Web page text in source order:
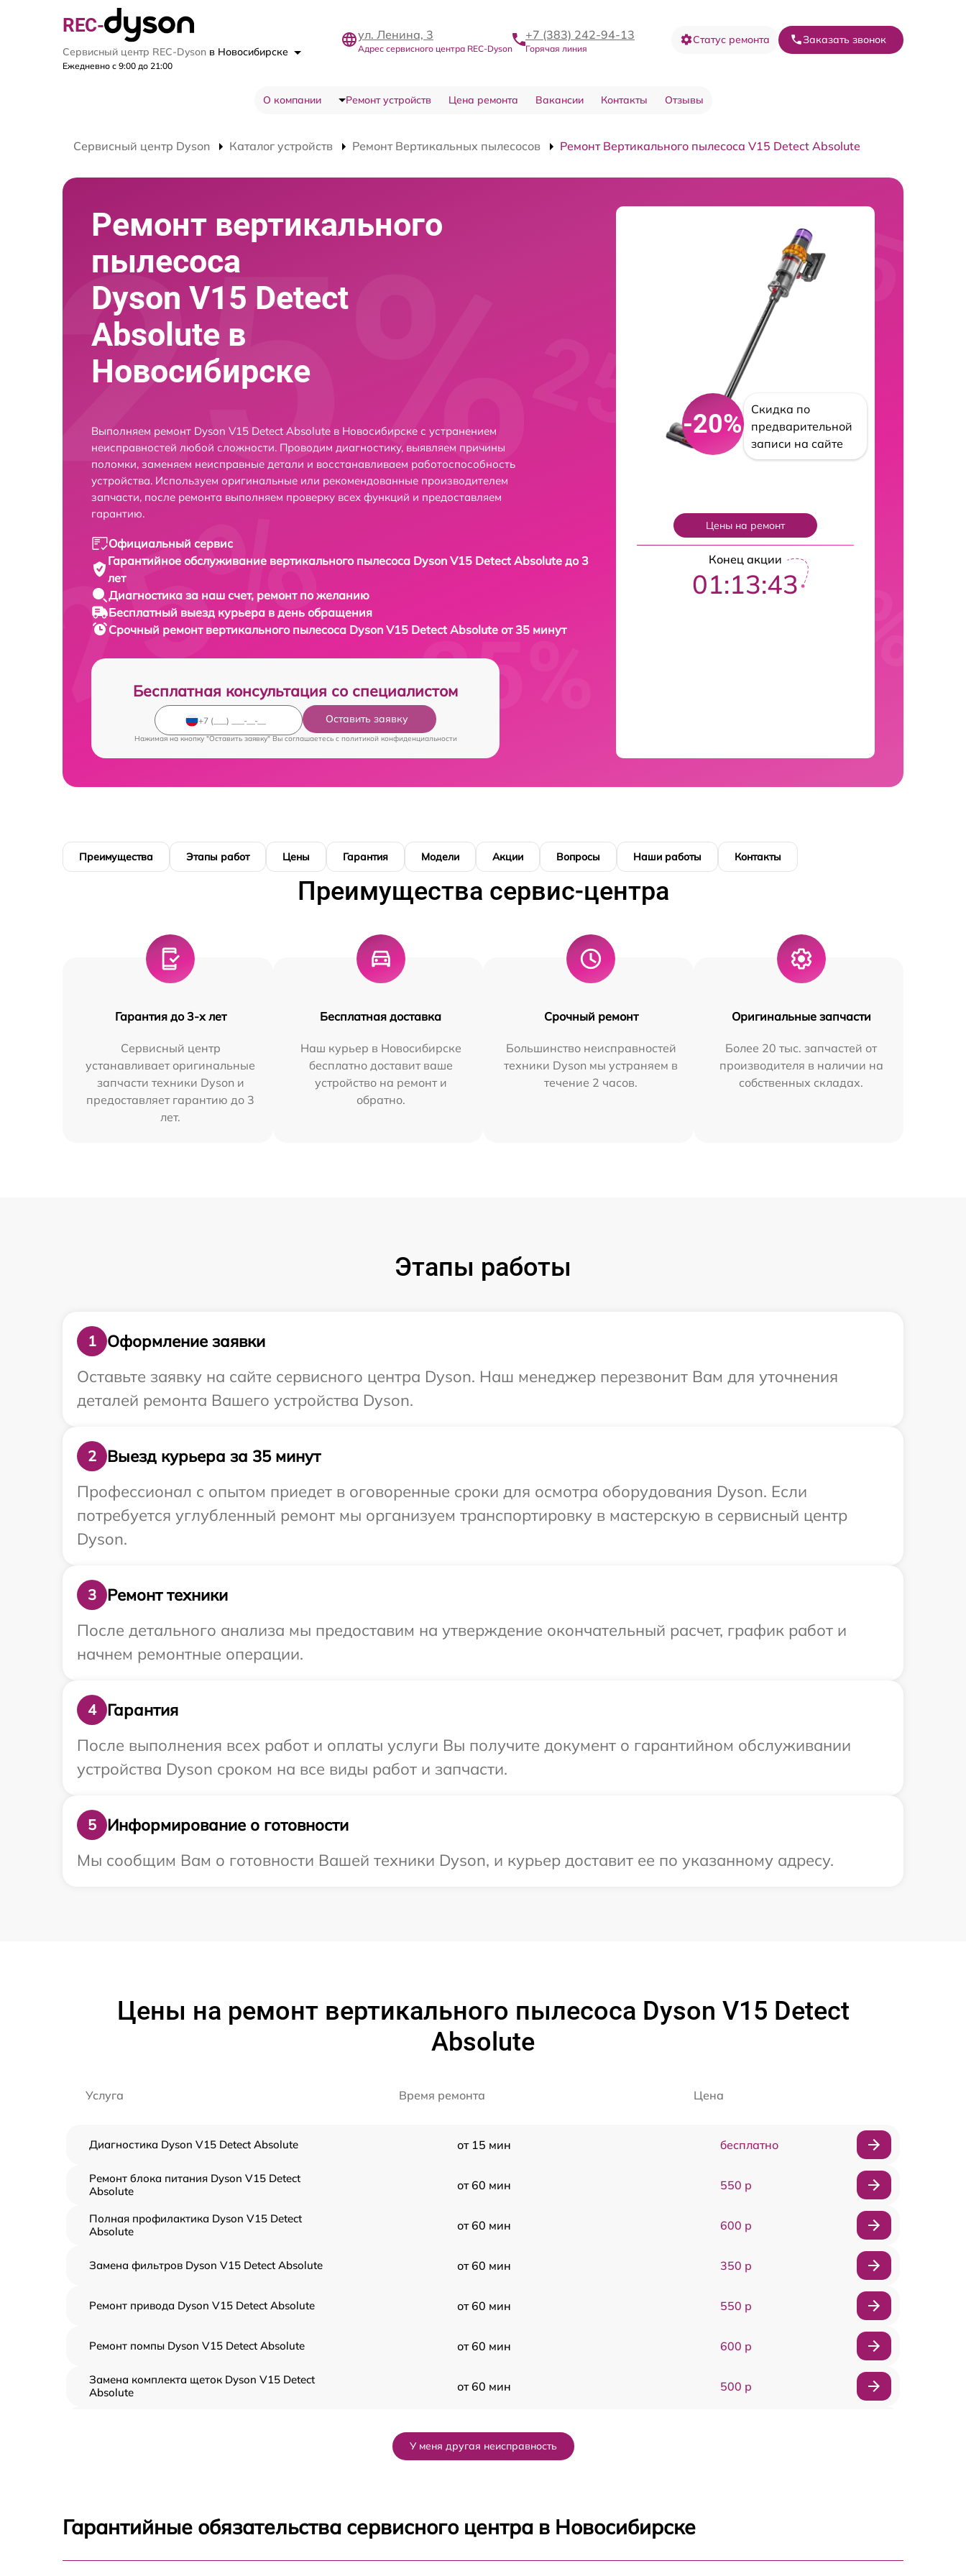
REC-
Сервисный центр REC-Dyson в Новосибирске
Ежедневно с 9:00 до 21:00
ул. Ленина, 3
Адрес сервисного центра REC-Dyson
+7 (383) 242-94-13
Горячая линия
Статус ремонта Заказать звонок
О компании Ремонт устройств Цена ремонта Вакансии Контакты Отзывы
Сервисный центр Dyson Каталог устройств Ремонт Вертикальных пылесосов Ремонт Вертикального пылесоса V15 Detect Absolute
Ремонт вертикального
пылесоса
Dyson V15 Detect
Absolute в
Новосибирске
Выполняем ремонт Dyson V15 Detect Absolute в Новосибирске с устранением
неисправностей любой сложности. Проводим диагностику, выявляем причины
поломки, заменяем неисправные детали и восстанавливаем работоспособность
устройства. Используем оригинальные или рекомендованные производителем
запчасти, после ремонта выполняем проверку всех функций и предоставляем
гарантию.
Официальный сервис
Гарантийное обслуживание вертикального пылесоса Dyson V15 Detect Absolute до 3
лет
Диагностика за наш счет, ремонт по желанию
Бесплатный выезд курьера в день обращения
Срочный ремонт вертикального пылесоса Dyson V15 Detect Absolute от 35 минут
Бесплатная консультация со специалистом
Оставить заявку
Нажимая на кнопку "Оставить заявку" Вы соглашаетесь c политикой конфиденциальности
-20%
Скидка по
предварительной
записи на сайте
Цены на ремонт
Конец акции
01:13:42
Преимущества Этапы работ Цены Гарантия Модели Акции Вопросы Наши работы Контакты
Преимущества сервис-центра
Гарантия до 3-х лет
Сервисный центр
устанавливает оригинальные
запчасти техники Dyson и
предоставляет гарантию до 3
лет.
Бесплатная доставка
Наш курьер в Новосибирске
бесплатно доставит ваше
устройство на ремонт и
обратно.
Срочный ремонт
Большинство неисправностей
техники Dyson мы устраняем в
течение 2 часов.
Оригинальные запчасти
Более 20 тыс. запчастей от
производителя в наличии на
собственных складах.
Этапы работы
1
Оформление заявки
Оставьте заявку на сайте сервисного центра Dyson. Наш менеджер перезвонит Вам для уточнения
деталей ремонта Вашего устройства Dyson.
2
Выезд курьера за 35 минут
Профессионал с опытом приедет в оговоренные сроки для осмотра оборудования Dyson. Если
потребуется углубленный ремонт мы организуем транспортировку в мастерскую в сервисный центр
Dyson.
3
Ремонт техники
После детального анализа мы предоставим на утверждение окончательный расчет, график работ и
начнем ремонтные операции.
4
Гарантия
После выполнения всех работ и оплаты услуги Вы получите документ о гарантийном обслуживании
устройства Dyson сроком на все виды работ и запчасти.
5
Информирование о готовности
Мы сообщим Вам о готовности Вашей техники Dyson, и курьер доставит ее по указанному адресу.
Цены на ремонт вертикального пылесоса Dyson V15 Detect
Absolute
Услуга Время ремонта Цена
Диагностика Dyson V15 Detect Absolute от 15 мин бесплатно
Ремонт блока питания Dyson V15 Detect
Absolute
от 60 мин 550 р
Полная профилактика Dyson V15 Detect
Absolute
от 60 мин 600 р
Замена фильтров Dyson V15 Detect Absolute от 60 мин 350 р
Ремонт привода Dyson V15 Detect Absolute от 60 мин 550 р
Ремонт помпы Dyson V15 Detect Absolute от 60 мин 600 р
Замена комплекта щеток Dyson V15 Detect
Absolute
от 60 мин 500 р
У меня другая неисправность
Гарантийные обязательства сервисного центра в Новосибирске